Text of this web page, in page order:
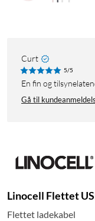
Curt
5/5
En fin og
Gå til
Linocell Flettet
Flettet ladekabel